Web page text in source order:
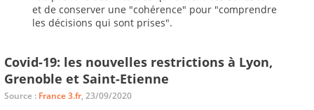
et de conserver une "cohérence" pour "comprendre
les décisions qui sont prises".
Covid-19: les nouvelles restrictions à Lyon,
Grenoble et Saint-Etienne
Source : France 3.fr, 23/09/2020